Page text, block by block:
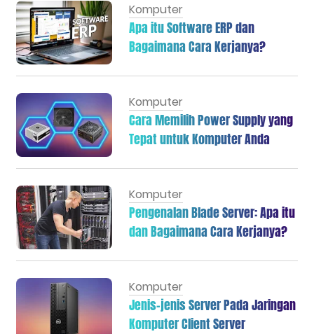
Komputer
Apa itu Software ERP dan
Bagaimana Cara Kerjanya?
Komputer
Cara Memilih Power Supply yang
Tepat untuk Komputer Anda
Komputer
Pengenalan Blade Server: Apa itu
dan Bagaimana Cara Kerjanya?
Komputer
Jenis-jenis Server Pada Jaringan
Komputer Client Server